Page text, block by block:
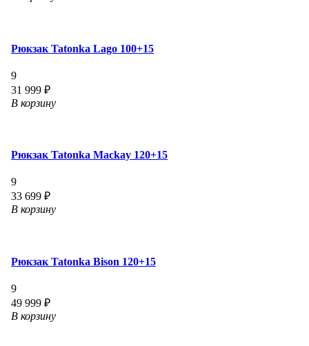
Рюкзак Tatonka Lago 100+15
9
31 999 ₽
В корзину
Рюкзак Tatonka Mackay 120+15
9
33 699 ₽
В корзину
Рюкзак Tatonka Bison 120+15
9
49 999 ₽
В корзину